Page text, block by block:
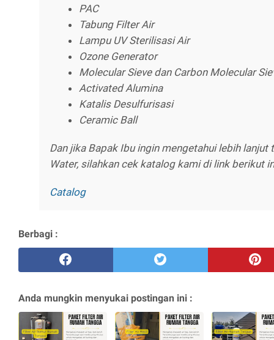
PAC
Tabung Filter Air
Lampu UV Sterilisasi Air
Ozone Generator
Molecular Sieve dan Carbon Molecular
Activated Alumina
Katalis Desulfurisasi
Ceramic Ball
Dan jika Bapak Ibu ingin mengetahui lebih lanjut
Water, silahkan cek katalog kami di link berikut
Catalog
Berbagi :
Anda mungkin menyukai postingan ini :